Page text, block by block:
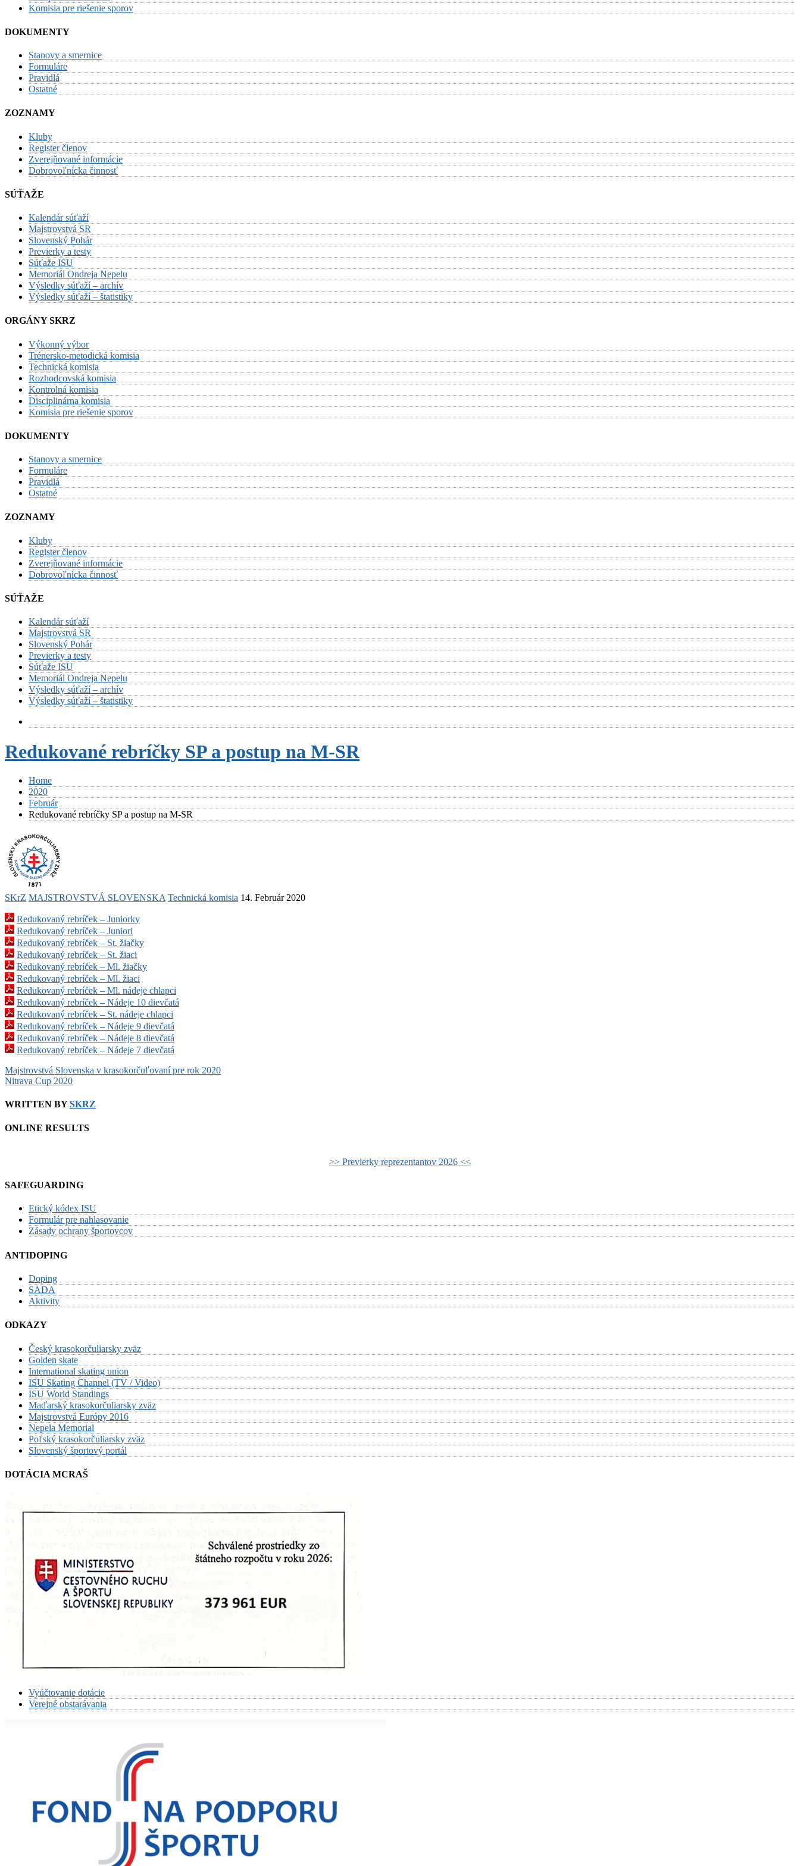
Komisia pre riešenie sporov
DOKUMENTY
Stanovy a smernice
Formuláre
Pravidlá
Ostatné
ZOZNAMY
Kluby
Register členov
Zverejňované informácie
Dobrovoľnícka činnosť
SÚŤAŽE
Kalendár súťaží
Majstrovstvá SR
Slovenský Pohár
Previerky a testy
Súťaže ISU
Memoriál Ondreja Nepelu
Výsledky súťaží – archív
Výsledky súťaží – štatistiky
ORGÁNY SKRZ
Výkonný výbor
Trénersko-metodická komisia
Technická komisia
Rozhodcovská komisia
Kontrolná komisia
Disciplinárna komisia
Komisia pre riešenie sporov
DOKUMENTY
Stanovy a smernice
Formuláre
Pravidlá
Ostatné
ZOZNAMY
Kluby
Register členov
Zverejňované informácie
Dobrovoľnícka činnosť
SÚŤAŽE
Kalendár súťaží
Majstrovstvá SR
Slovenský Pohár
Previerky a testy
Súťaže ISU
Memoriál Ondreja Nepelu
Výsledky súťaží – archív
Výsledky súťaží – štatistiky
Redukované rebríčky SP a postup na M-SR
Home
2020
Február
Redukované rebríčky SP a postup na M-SR
SKrZ MAJSTROVSTVÁ SLOVENSKA Technická komisia 14. Február 2020
Redukovaný rebríček – Juniorky
Redukovaný rebríček – Juniori
Redukovaný rebríček – St. žiačky
Redukovaný rebríček – St. žiaci
Redukovaný rebríček – Ml. žiačky
Redukovaný rebríček – Ml. žiaci
Redukovaný rebríček – Ml. nádeje chlapci
Redukovaný rebríček – Nádeje 10 dievčatá
Redukovaný rebríček – St. nádeje chlapci
Redukovaný rebríček – Nádeje 9 dievčatá
Redukovaný rebríček – Nádeje 8 dievčatá
Redukovaný rebríček – Nádeje 7 dievčatá
Post
navigation
Majstrovstvá Slovenska v krasokorčuľovaní pre rok 2020
Nitrava Cup 2020
WRITTEN BYSKRZ
ONLINE RESULTS
>> Previerky reprezentantov 2026 <<
SAFEGUARDING
Etický kódex ISU
Formulár pre nahlasovanie
Zásady ochrany športovcov
ANTIDOPING
Doping
SADA
Aktivity
ODKAZY
Český krasokorčuliarsky zväz
Golden skate
International skating union
ISU Skating Channel (TV / Video)
ISU World Standings
Maďarský krasokorčuliarsky zväz
Majstrovstvá Európy 2016
Nepela Memorial
Poľský krasokorčuliarsky zväz
Slovenský športový portál
DOTÁCIA MCRAŠ
Vyúčtovanie dotácie
Verejné obstarávania